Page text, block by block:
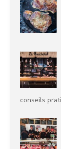
conseils